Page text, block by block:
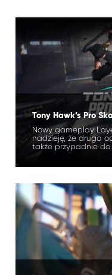
Tony Hawk’s Pro
Nowy gameplay
nadzieję, że druga
także przypadnie